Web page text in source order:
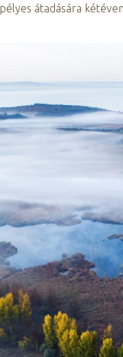
átadására